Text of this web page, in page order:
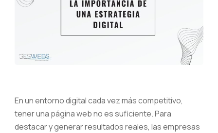
En un entorno digital cada vez más competitivo,
tener una página web no es suficiente. Para
destacar y generar resultados reales, las empresas